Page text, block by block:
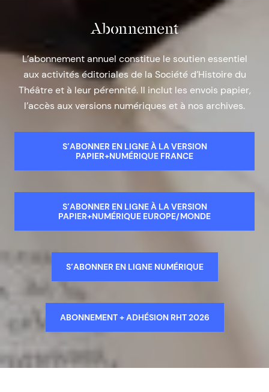
Abonnement
L’abonnement annuel constitue le soutien essentiel
aux activités éditoriales de la Société d’Histoire du
Théâtre et à leur pérennité. Il inclut les envois papier,
l’accès aux versions numériques et à nos archives.
S’ABONNER EN LIGNE À LA VERSION
PAPIER+NUMÉRIQUE FRANCE
S’ABONNER EN LIGNE À LA VERSION
PAPIER+NUMÉRIQUE EUROPE/MONDE
S’ABONNER EN LIGNE NUMÉRIQUE
ABONNEMENT + ADHÉSION RHT 2026